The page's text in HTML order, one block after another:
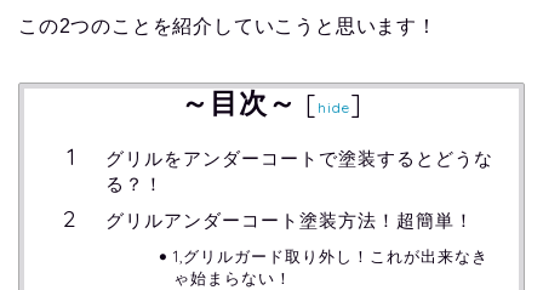
この2つのことを紹介していこうと思います！
～目次～ [ hide]
グリルをアンダーコートで塗装するとどうな
る？！
グリルアンダーコート塗装方法！超簡単！
1,グリルガード取り外し！これが出来なき
ゃ始まらない！